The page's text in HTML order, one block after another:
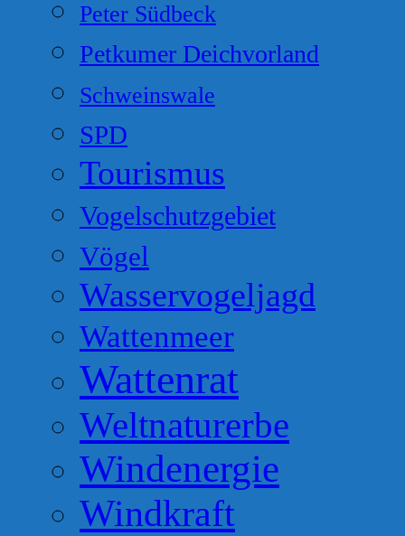
Peter Südbeck
Petkumer Deichvorland
Schweinswale
SPD
Tourismus
Vogelschutzgebiet
Vögel
Wasservogeljagd
Wattenmeer
Wattenrat
Weltnaturerbe
Windenergie
Windkraft